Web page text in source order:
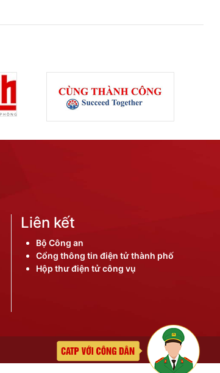
Liên kết
Bộ Công an
Cổng thông tin điện tử thành phố
Hộp thư điện tử công vụ